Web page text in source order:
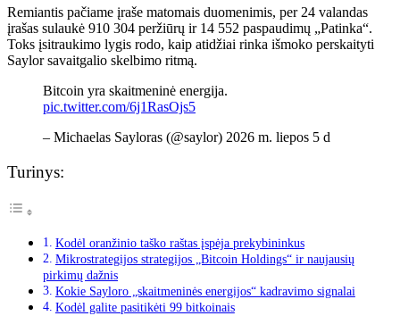
Remiantis pačiame įraše matomais duomenimis, per 24 valandas
įrašas sulaukė 910 304 peržiūrų ir 14 552 paspaudimų „Patinka“.
Toks įsitraukimo lygis rodo, kaip atidžiai rinka išmoko perskaityti
Saylor savaitgalio skelbimo ritmą.
Bitcoin yra skaitmeninė energija.
pic.twitter.com/6j1RasOjs5
– Michaelas Sayloras (@saylor) 2026 m. liepos 5 d
Turinys:
Kodėl oranžinio taško raštas įspėja prekybininkus
Mikrostrategijos strategijos „Bitcoin Holdings“ ir naujausių
pirkimų dažnis
Kokie Sayloro „skaitmeninės energijos“ kadravimo signalai
Kodėl galite pasitikėti 99 bitkoinais